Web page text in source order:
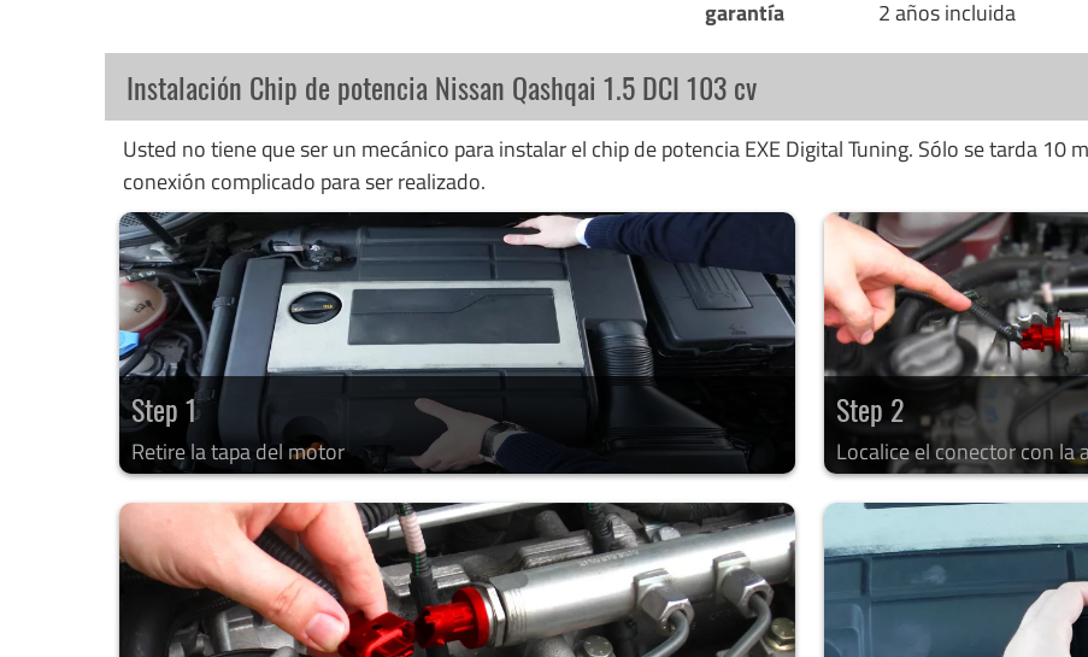
garantía
2 años incluida
Instalación Chip de potencia Nissan Qashqai 1.5 DCI 103 cv
Usted no tiene que ser un mecánico para instalar el chip de potencia EXE Digital Tuning. Sólo se tarda 10
conexión complicado para ser realizado.
Step 1
Retire la tapa del motor
Step 2
Localice el conector con